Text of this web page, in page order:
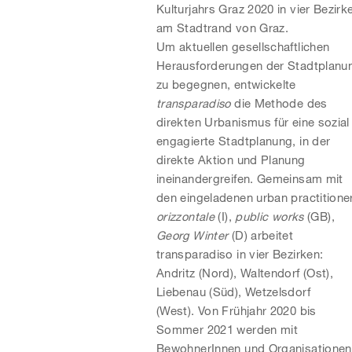
Kulturjahrs Graz 2020 in vier
am Stadtrand von Graz.
Um aktuellen gesellschaftlichen
Herausforderungen der
zu begegnen, entwickelte
transparadisodie Methode des
direkten Urbanismus für eine sozial
engagierte Stadtplanung, in der
direkte Aktion und Planung
ineinandergreifen. Gemeinsam mit
den eingeladenen urban
orizzontale(I), public works(GB),
Georg Winter(D) arbeitet
transparadiso in vier Bezirken:
Andritz (Nord), Waltendorf (Ost),
Liebenau (Süd), Wetzelsdorf
(West). Von Frühjahr 2020 bis
Sommer 2021 werden mit
BewohnerInnen und Organisationen